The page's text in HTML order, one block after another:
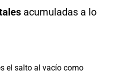
acumuladas a lo
el salto al vacío como